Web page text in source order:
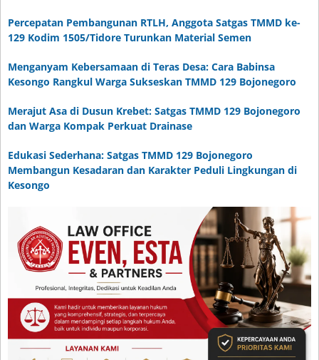
Percepatan Pembangunan RTLH, Anggota Satgas TMMD ke-
129 Kodim 1505/Tidore Turunkan Material Semen
Menganyam Kebersamaan di Teras Desa: Cara Babinsa
Kesongo Rangkul Warga Sukseskan TMMD 129 Bojonegoro
Merajut Asa di Dusun Krebet: Satgas TMMD 129 Bojonegoro
dan Warga Kompak Perkuat Drainase
Edukasi Sederhana: Satgas TMMD 129 Bojonegoro
Membangun Kesadaran dan Karakter Peduli Lingkungan di
Kesongo